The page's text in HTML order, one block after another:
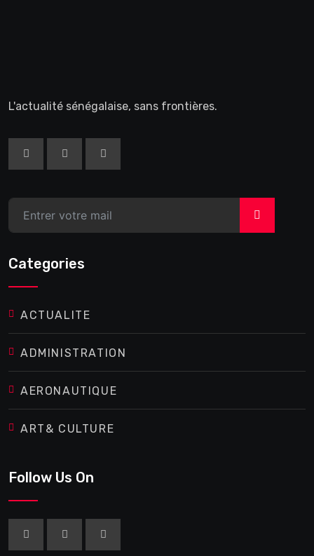
L'actualité sénégalaise, sans frontières.
>
Categories
ACTUALITE
ADMINISTRATION
AERONAUTIQUE
ART& CULTURE
Follow Us On